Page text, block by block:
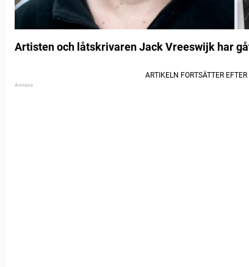
Artisten och låtskrivaren Jack Vreeswijk har